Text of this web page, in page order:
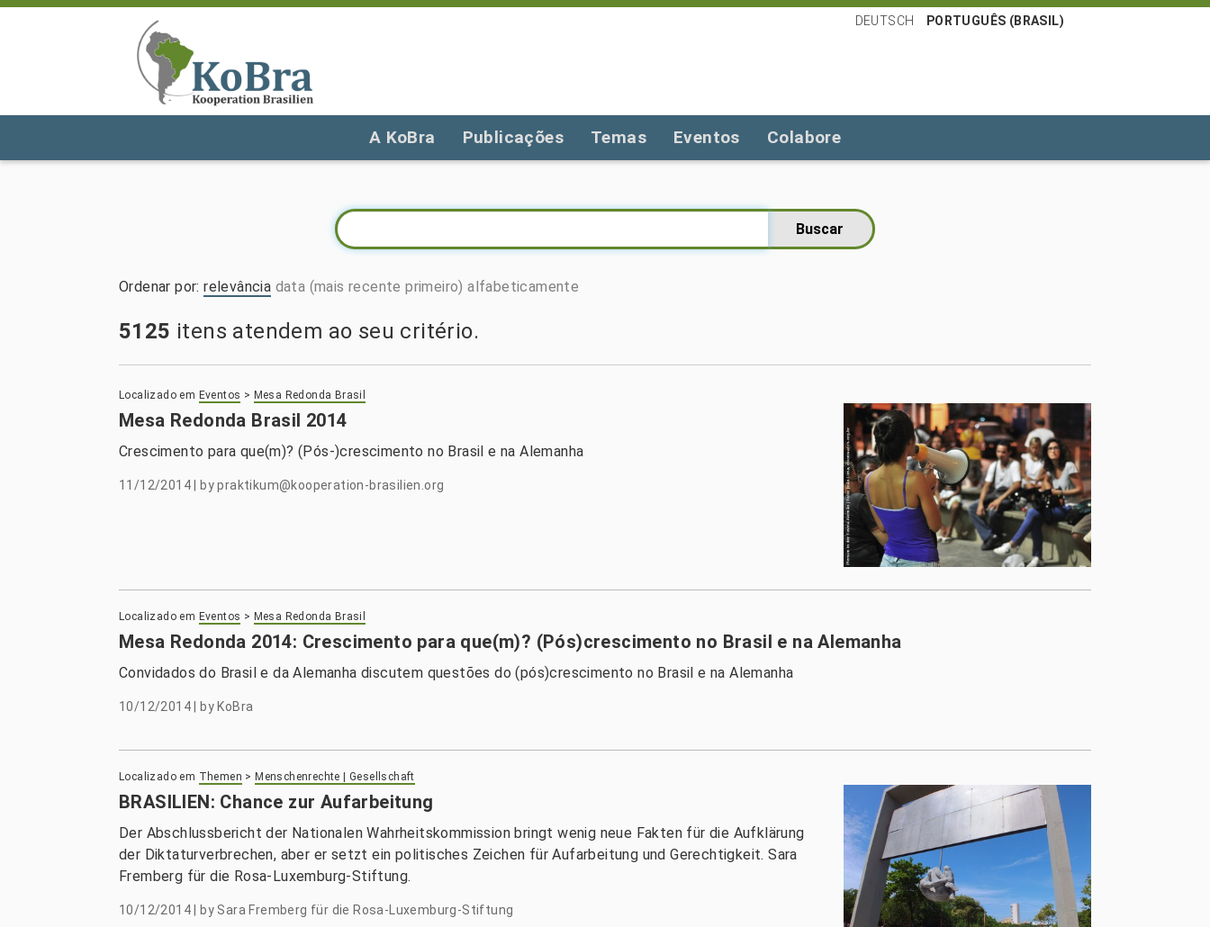
DEUTSCH PORTUGUÊS (BRASIL)
A KoBra Publicações Temas Eventos Colabore
Ordenar por:relevância data (mais recente primeiro) alfabeticamente
5125 itens atendem ao seu critério.
Localizado em Eventos > Mesa Redonda Brasil
Mesa Redonda Brasil 2014
Crescimento para que(m)? (Pós-)crescimento no Brasil e na Alemanha
11/12/2014 bypraktikum@kooperation-brasilien.org
Localizado em Eventos > Mesa Redonda Brasil
Mesa Redonda 2014: Crescimento para que(m)? (Pós)crescimento no Brasil e na Alemanha
Convidados do Brasil e da Alemanha discutem questões do (pós)crescimento no Brasil e na Alemanha
10/12/2014 by KoBra
Localizado em Themen > Menschenrechte | Gesellschaft
BRASILIEN: Chance zur Aufarbeitung
Der Abschlussbericht der Nationalen Wahrheitskommission bringt wenig neue Fakten für die Aufklärung
der Diktaturverbrechen, aber er setzt ein politisches Zeichen für Aufarbeitung und Gerechtigkeit. Sara
Fremberg für die Rosa-Luxemburg-Stiftung.
10/12/2014 by Sara Fremberg für die Rosa-Luxemburg-Stiftung